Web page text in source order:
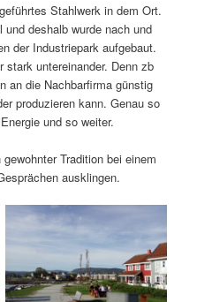
Stahlwerk in dem Ort.
deshalb wurde nach und
der Industriepark aufgebaut.
stark untereinander. Denn zb
an die Nachbarfirma günstig
produzieren kann. Genau so
und so weiter.
Tradition bei einem
ausklingen.